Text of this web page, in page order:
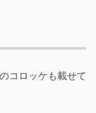
コロッケも載せて